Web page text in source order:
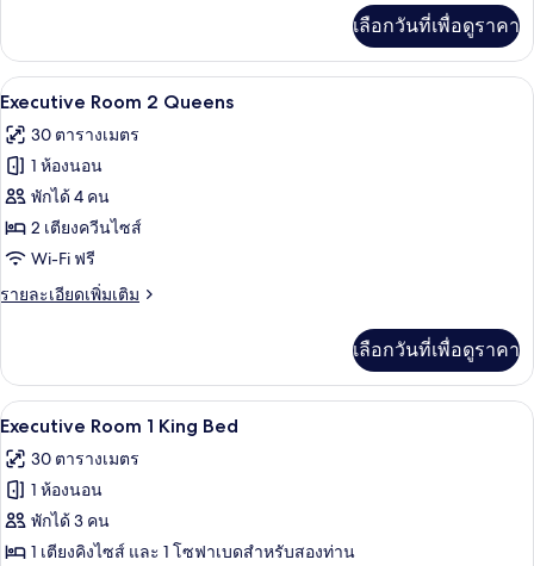
เกี่ยว
กับ
Deluxe
Double
Beds
เลือกวันที่เพื่อดูราคา
เปิด
ภาพถ่าย
ทั้งหมด
ของ
Executive
Room
Queens
Executive Room 2 Queens | เครื่อ
4
Executive Room 2 Queens
30 ตารางเมตร
1 ห้องนอน
พักได้ 4 คน
2 เตียงควีนไซส์
Wi-Fi ฟรี
รายละเอียดเพิ่มเติม
ราย
เกี่ยว
กับ
Executive
2
Queens
เลือกวันที่เพื่อดูราคา
เปิด
ภาพถ่าย
ทั้งหมด
ของ
Executive
เครื่องนอนป้องกันสารก่อภูมิแพ้, เตียง
3
Executive Room 1 King Bed
30 ตารางเมตร
1 ห้องนอน
พักได้ 3 คน
1 เตียงคิงไซส์ และ 1 โซฟาเบดสำหรับสองท่าน